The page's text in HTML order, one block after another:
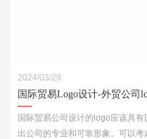
2024/03/29
国际贸易Logo设计-外贸公司
国际贸易公司设计的logo应该具
出公司的专业和可靠形象。可以